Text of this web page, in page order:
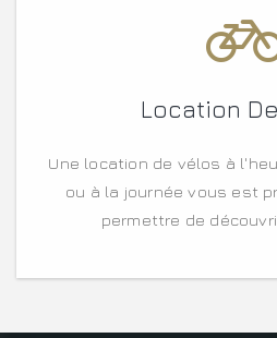
Location
Une location de vélos à
ou à la journée vous est
permettre de